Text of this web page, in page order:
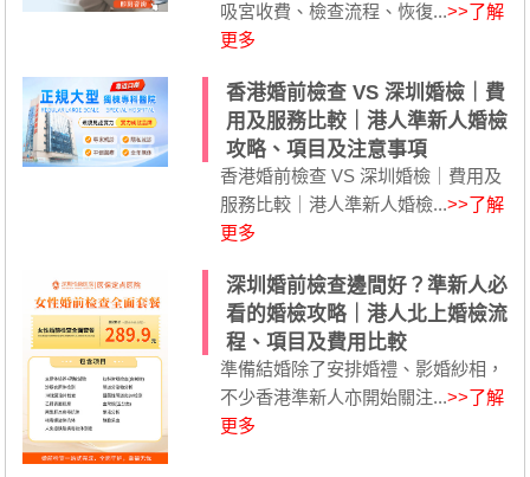
吸宮收費、檢查流程、恢復...>>了解
更多
香港婚前檢查 VS 深圳婚檢｜費
用及服務比較｜港人準新人婚檢
攻略、項目及注意事項
香港婚前檢查 VS 深圳婚檢｜費用及
服務比較｜港人準新人婚檢...>>了解
更多
深圳婚前檢查邊間好？準新人必
看的婚檢攻略｜港人北上婚檢流
程、項目及費用比較
準備結婚除了安排婚禮、影婚紗相，
不少香港準新人亦開始關注...>>了解
更多